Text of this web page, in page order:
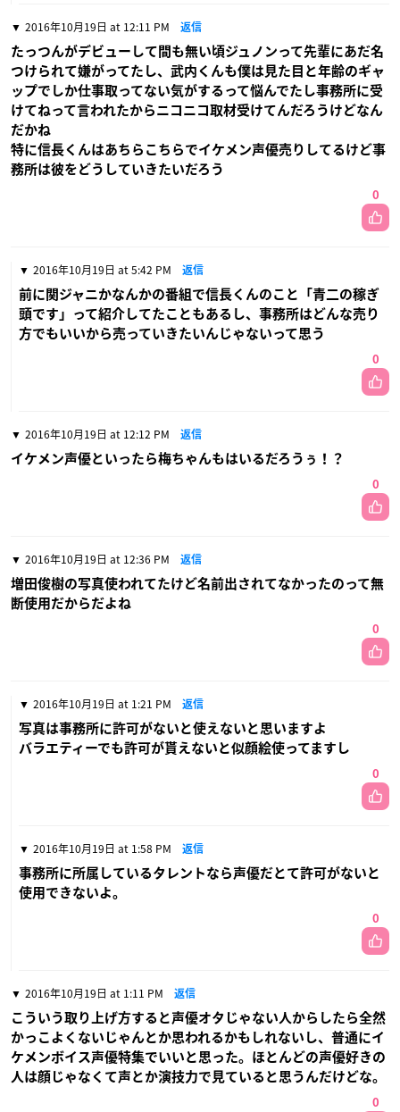
2016年10月19日 at 12:11 PM 返信
たっつんがデビューして間も無い頃ジュノンって先輩にあだ名
つけられて嫌がってたし、武内くんも僕は見た目と年齢のギャ
ップでしか仕事取ってない気がするって悩んでたし事務所に受
けてねって言われたからニコニコ取材受けてんだろうけどなん
だかね
特に信長くんはあちらこちらでイケメン声優売りしてるけど事
務所は彼をどうしていきたいだろう
0
2016年10月19日 at 5:42 PM 返信
前に関ジャニかなんかの番組で信長くんのこと「青二の稼ぎ
頭です」って紹介してたこともあるし、事務所はどんな売り
方でもいいから売っていきたいんじゃないって思う
0
2016年10月19日 at 12:12 PM 返信
イケメン声優といったら梅ちゃんもはいるだろうぅ！？
0
2016年10月19日 at 12:36 PM 返信
増田俊樹の写真使われてたけど名前出されてなかったのって無
断使用だからだよね
0
2016年10月19日 at 1:21 PM 返信
写真は事務所に許可がないと使えないと思いますよ
バラエティーでも許可が貰えないと似顔絵使ってますし
0
2016年10月19日 at 1:58 PM 返信
事務所に所属しているタレントなら声優だとて許可がないと
使用できないよ。
0
2016年10月19日 at 1:11 PM 返信
こういう取り上げ方すると声優オタじゃない人からしたら全然
かっこよくないじゃんとか思われるかもしれないし、普通にイ
ケメンボイス声優特集でいいと思った。ほとんどの声優好きの
人は顔じゃなくて声とか演技力で見ていると思うんだけどな。
0